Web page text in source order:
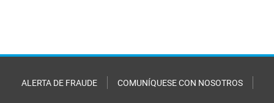
ALERTA DE FRAUDE COMUNÍQUESE CON NOSOTROS